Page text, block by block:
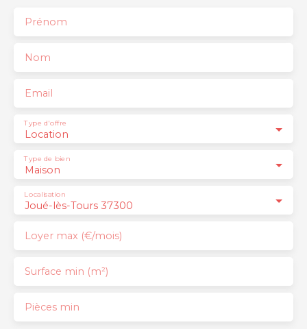
Prénom
Nom
Email
Location
Type d'offre
Maison
Type de bien
Joué-lès-Tours 37300
Localisation
Loyer max (€/mois)
Surface min (m²)
Pièces min